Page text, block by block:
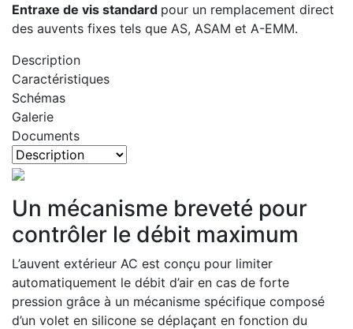
Entraxe de vis standard pour un remplacement direct
des auvents fixes tels que AS, ASAM et A-EMM.
Description
Caractéristiques
Schémas
Galerie
Documents
Un mécanisme breveté pour
contrôler le débit maximum
L’auvent extérieur AC est conçu pour limiter
automatiquement le débit d’air en cas de forte
pression grâce à un mécanisme spécifique composé
d’un volet en silicone se déplaçant en fonction du